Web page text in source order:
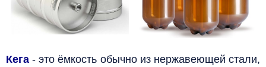
Кега - это ёмкость обычно из нержавеющей стали,